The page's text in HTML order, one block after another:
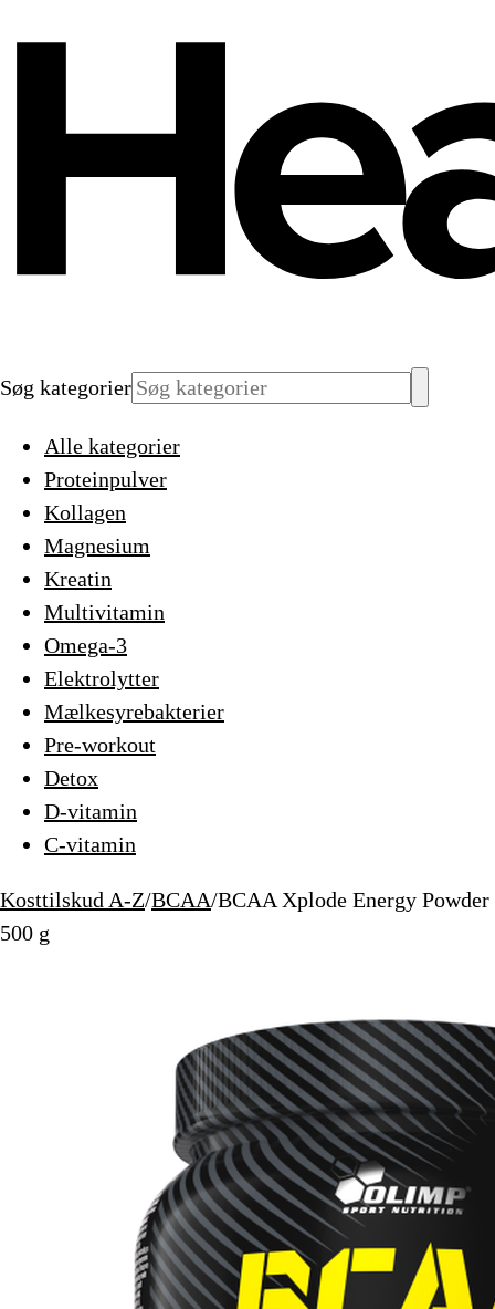
Søg kategorier
Alle kategorier
Proteinpulver
Kollagen
Magnesium
Kreatin
Multivitamin
Omega-3
Elektrolytter
Mælkesyrebakterier
Pre-workout
Detox
D-vitamin
C-vitamin
Kosttilskud A-Z/BCAA/BCAA Xplode Energy Powder
500 g